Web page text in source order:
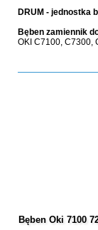
DRUM - jednostka
Bęben zamiennik
OKI C7100, C7300,
Bęben Oki 7100